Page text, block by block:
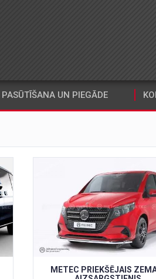
PASŪTĪŠANA UN PIEGĀDE
METEC PRIEKŠĒJAIS